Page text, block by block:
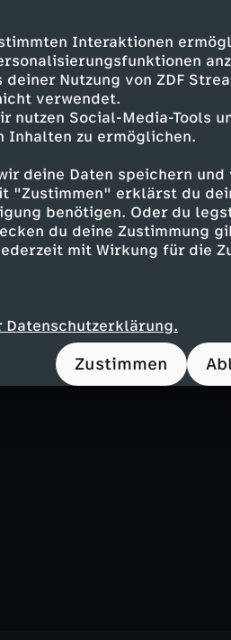
Interaktionen
Nutzung von ZDF
verwendet.
nutzen Social-Media-Tools
Inhalten zu ermöglichen.
deine Daten speichern
erklärst du
benötigen. Oder du
du deine Zustimmung
mit Wirkung für die
Zustimmen